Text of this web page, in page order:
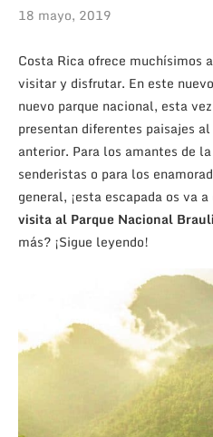
18 mayo, 2019
Costa Rica ofrece muchísimos
visitar y disfrutar. En este
nuevo parque nacional, esta
presentan diferentes paisajes
anterior. Para los amantes de
senderistas o para los
general, ¡esta escapada os va
visita al Parque Nacional
más? ¡Sigue leyendo!